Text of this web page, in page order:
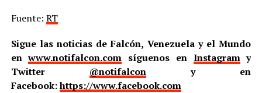
Fuente: RT
Sigue las noticias de Falcón, Venezuela y el Mundo
enwww.notifalcon.com síguenos en Instagramy
Twitter @notifalcony en
Facebook:https://www.facebook.com